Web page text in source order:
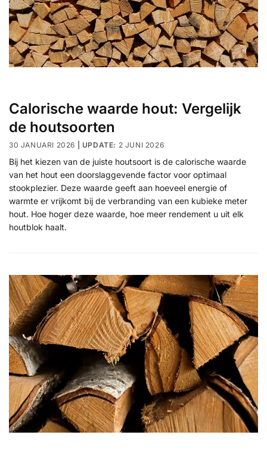
Calorische waarde hout: Vergelijk
de houtsoorten
30 JANUARI 2026 2 JUNI 2026
Bij het kiezen van de juiste houtsoort is de calorische waarde
van het hout een doorslaggevende factor voor optimaal
stookplezier. Deze waarde geeft aan hoeveel energie of
warmte er vrijkomt bij de verbranding van een kubieke meter
hout. Hoe hoger deze waarde, hoe meer rendement u uit elk
houtblok haalt.